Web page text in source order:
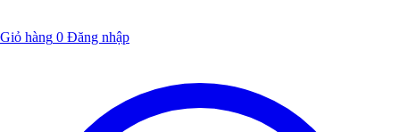
Giỏ hàng 0 Đăng nhập